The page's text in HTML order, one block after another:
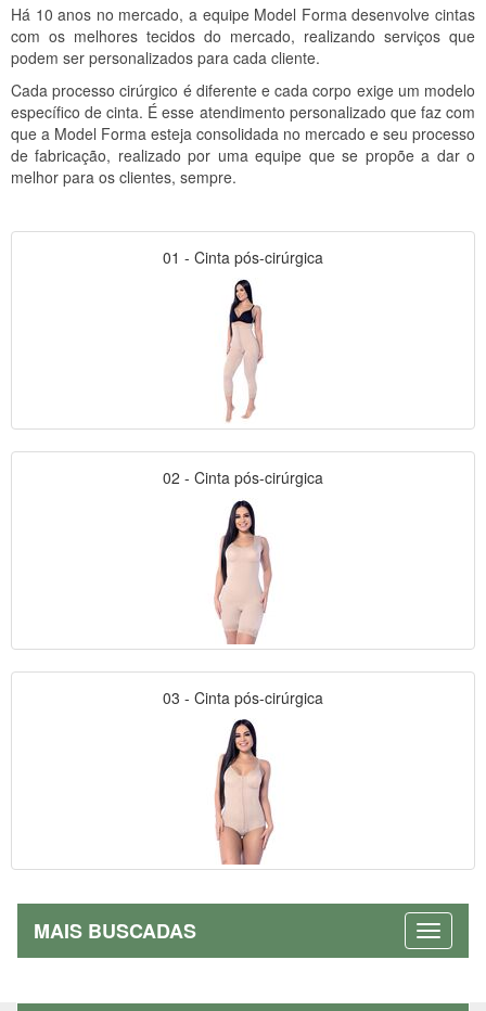
Há 10 anos no mercado, a equipe Model Forma desenvolve cintas
com os melhores tecidos do mercado, realizando serviços que
podem ser personalizados para cada cliente.
Cada processo cirúrgico é diferente e cada corpo exige um modelo
específico de cinta. É esse atendimento personalizado que faz com
que a Model Forma esteja consolidada no mercado e seu processo
de fabricação, realizado por uma equipe que se propõe a dar o
melhor para os clientes, sempre.
01 - Cinta pós-cirúrgica
02 - Cinta pós-cirúrgica
03 - Cinta pós-cirúrgica
MAIS BUSCADAS